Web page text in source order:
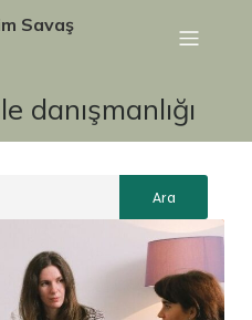
Savaş
danışmanlığı
Ara